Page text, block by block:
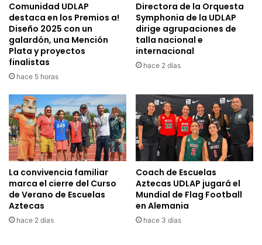
Comunidad UDLAP
destaca en los Premios a!
Diseño 2025 con un
galardón, una Mención
Plata y proyectos
finalistas
hace 5 horas
Directora de la Orquesta
Symphonia de la UDLAP
dirige agrupaciones de
talla nacional e
internacional
hace 2 días
La convivencia familiar
marca el cierre del Curso
de Verano de Escuelas
Aztecas
hace 2 días
Coach de Escuelas
Aztecas UDLAP jugará el
Mundial de Flag Football
en Alemania
hace 3 días